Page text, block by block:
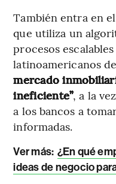
También entra en
que utiliza un
procesos
latinoamericanos
mercado
ineficiente”, a la
a los bancos a
informadas.
Ver más: ¿En qué
ideas de negocio